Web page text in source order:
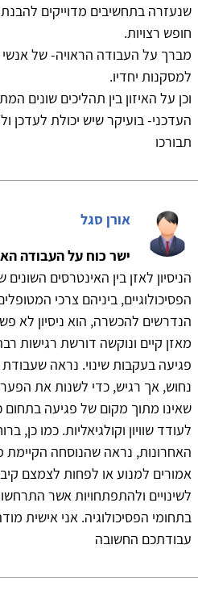
שנעזרה בתחשיבים מדוייקים
חופש רצויות.
מברך על העבודה הראויה- של אנשי
למסקנות יחדיו.
וכן על האיזון בין תהליכים שונים
העדכני- בועיקר שיש יכולת לעדכן
תבורכו
אורן סגל
ישר כוח על העבודה
הניסיון לאזן בין האינטרסים
הפסיכולוגיים, ביניהם צרכי
הנדרשים להכשרה, הוא ניסיון לא
מאזן קיים ונוקשה דורשת רגישות
פגיעה בעקבות שינוי. נראה
נחוש, אך רגיש, כדי לשנות את
שאינו מתוך מקום של פגיעה בתחום
לעודד שוויון וקולגיאליות. כמו כן,
האחרונות, נראה שהנוסחה הקיימת
אמורים למנוע או לפחות לצמצם
לשינויים ולהתפתחויות אשר
בתחומי הפסיכולוגיה. אני אישית
עבודתכם החשובה